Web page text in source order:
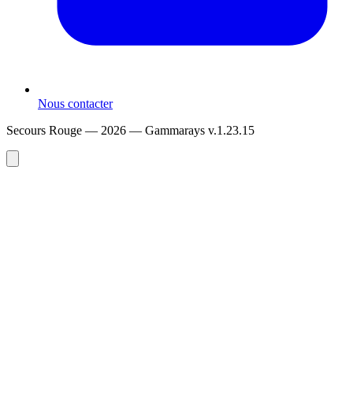
Nous contacter
Secours Rouge — 2026 — Gammarays v.1.23.15